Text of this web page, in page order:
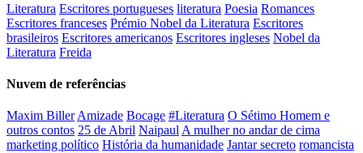
Literatura Escritores portugueses literatura Poesia Romances
Escritores franceses Prémio Nobel da Literatura Escritores
brasileiros Escritores americanos Escritores ingleses Nobel da
Literatura Freida
Nuvem de referências
Maxim Biller Amizade Bocage #Literatura O Sétimo Homem e
outros contos 25 de Abril Naipaul A mulher no andar de cima
marketing político História da humanidade Jantar secreto romancista